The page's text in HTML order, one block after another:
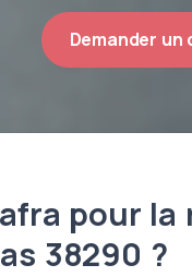
Demander un
pour la
38290 ?